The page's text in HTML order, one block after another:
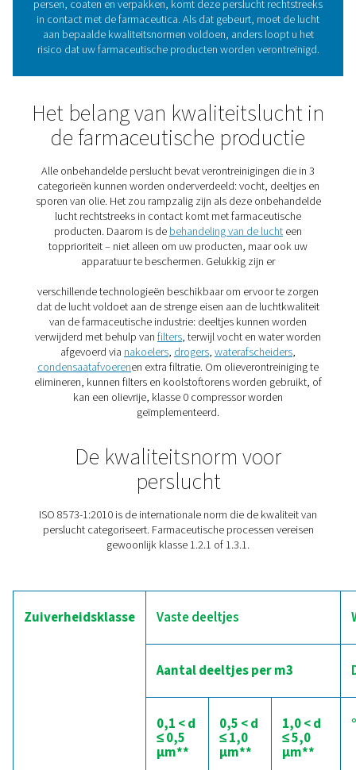
Het gebruik van perslucht
farmaceutische
productie van farmaceutica. Denk maar aan de
waarin ze worden ontwikkeld, de extruders en
tabletpersen en verpakkingsmachines. Perslucht is
het productieproces te vinden.
In veel toepassingen, zoals mengen en granuleren,
persen, coaten en verpakken, komt deze perslucht
in contact met de farmaceutica. Als dat gebeurt, moet
aan bepaalde kwaliteitsnormen voldoen, anders
Het belang van
de farmaceutische
categorieën kunnen worden onderverdeeld: vocht,
sporen van olie. Het zou rampzalig zijn als deze
lucht rechtstreeks in contact komt met
producten. Daarom is debehandeling van de lucht
topprioriteit – niet alleen om uw producten, maar
apparatuur te beschermen. Gelukkig zijn er
van de farmaceutische industrie: deeltjes kunnen
verwijderd met behulp vanfilters, terwijl vocht en
condensaatafvoerenen extra filtratie. Om
elimineren, kunnen filters en koolstoftorens worden
kan een olievrije, klasse 0 compressor worden
geïmplementeerd.